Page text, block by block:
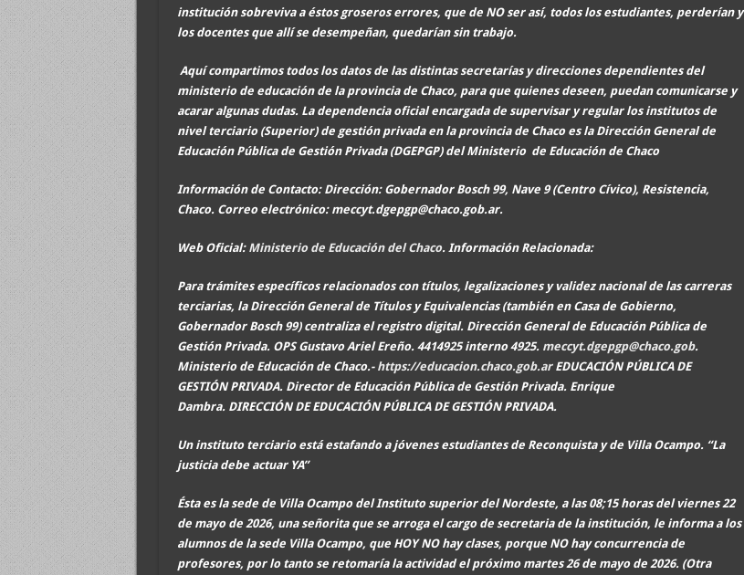
institución sobreviva a éstos groseros errores, que de NO ser así, todos los estudiantes, perderían y
los docentes que allí se desempeñan, quedarían sin trabajo.
Aquí compartimos todos los datos de las distintas secretarías y direcciones dependientes del
ministerio de educación de la provincia de Chaco, para que quienes deseen, puedan comunicarse y
acarar algunas dudas. La dependencia oficial encargada de supervisar y regular los institutos de
nivel terciario (Superior) de gestión privada en la provincia de Chaco es la Dirección General de
Educación Pública de Gestión Privada (DGEPGP)del Ministerio de Educación de Chaco
Información de Contacto: Dirección: Gobernador Bosch 99, Nave 9 (Centro Cívico), Resistencia,
Chaco. Correo electrónico: meccyt.dgepgp@chaco.gob.ar.
Web Oficial: Ministerio de Educación del Chaco. Información Relacionada:
Para trámites específicos relacionados con títulos, legalizaciones y validez nacional de las carreras
terciarias, la Dirección General de Títulos y Equivalencias (también en Casa de Gobierno,
Gobernador Bosch 99) centraliza el registro digital. Dirección General de Educación Pública de
Gestión Privada. OPS Gustavo Ariel Ereño. 4414925 interno 4925. meccyt.dgepgp@chaco.gob.
Ministerio de Educación de Chaco.- https://educacion.chaco.gob.ar EDUCACIÓN PÚBLICA DE
GESTIÓN PRIVADA. Director de Educación Pública de Gestión Privada. Enrique
Dambra. DIRECCIÓN DE EDUCACIÓN PÚBLICA DE GESTIÓN PRIVADA.
Un instituto terciario está estafando a jóvenes estudiantes de Reconquista y de Villa Ocampo. “La
justicia debe actuar YA”
Ésta es la sede de Villa Ocampo del Instituto superior del Nordeste, a las 08;15 horas del viernes 22
de mayo de 2026, una señorita que se arroga el cargo de secretaria de la institución, le informa a los
alumnos de la sede Villa Ocampo, que HOY NO hay clases, porque NO hay concurrencia de
profesores, por lo tanto se retomaría la actividad el próximo martes 26 de mayo de 2026. (Otra